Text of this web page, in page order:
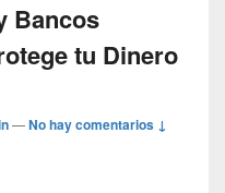
Bancos
tu Dinero
—No hay comentarios ↓